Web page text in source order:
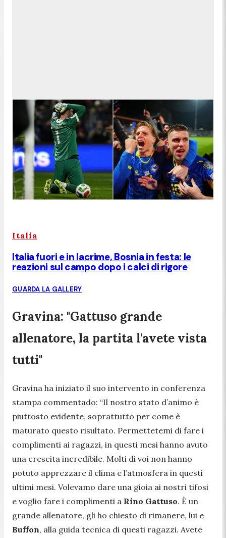
Italia
Italia fuori e in lacrime, Bosnia in festa: le
reazioni sul campo dopo i calci di rigore
GUARDA LA GALLERY
Gravina: "Gattuso grande
allenatore, la partita l'avete vista
tutti"
Gravina ha iniziato il suo intervento in conferenza
stampa commentado: “Il nostro stato d’animo è
piuttosto evidente, soprattutto per come è
maturato questo risultato. Permettetemi di fare i
complimenti ai ragazzi, in questi mesi hanno avuto
una crescita incredibile. Molti di voi non hanno
potuto apprezzare il clima e l’atmosfera in questi
ultimi mesi. Volevamo dare una gioia ai nostri tifosi
e voglio fare i complimenti a Rino Gattuso. È un
grande allenatore, gli ho chiesto di rimanere, lui e
Buffon, alla guida tecnica di questi ragazzi. Avete